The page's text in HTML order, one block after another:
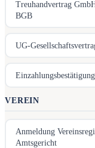
Treuhandvertrag
BGB
UG-
VEREIN
Anmeldung
Amtsgericht